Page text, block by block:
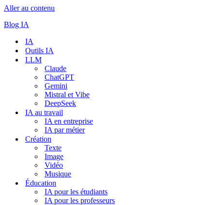
Aller au contenu
Blog IA
IA
Outils IA
LLM
Claude
ChatGPT
Gemini
Mistral et Vibe
DeepSeek
IA au travail
IA en entreprise
IA par métier
Création
Texte
Image
Vidéo
Musique
Éducation
IA pour les étudiants
IA pour les professeurs